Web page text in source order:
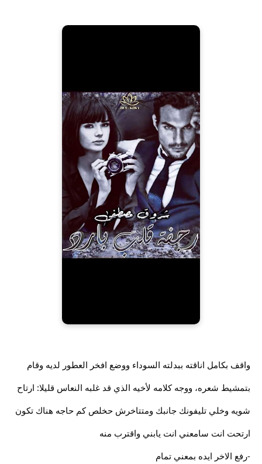
واقف بكامل اناقته ببدلته السوداء ووضع افخر العطور لديه وقام
بتمشيط شعره، ووجه كلامه لأخيه الذي قد غلبه النعاس قليلا: ارتاح
شويه وخلي تليفونك جانبك ومتتاخرش حخلص كم حاجه هناك تكون
ارتحت انت سامعني انت يابني واقترب منه
-رفع الاخر ايده بمعني تمام